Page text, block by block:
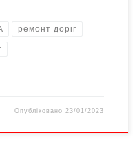
ремонт доріг
Опубліковано 23/01/2023